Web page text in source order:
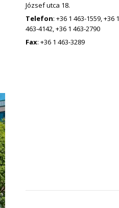
József utca 18.
Telefon: +36 1 463-1559, +36 1
463-4142, +36 1 463-2790
Fax: +36 1 463-3289